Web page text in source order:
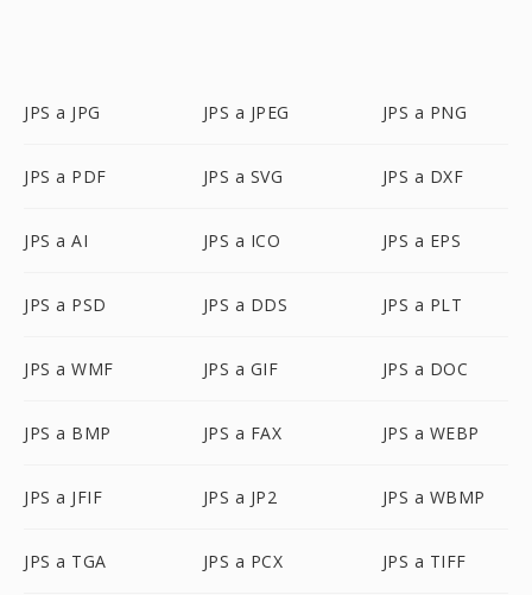
JPS a JPG JPS a JPEG JPS a PNG
JPS a PDF JPS a SVG JPS a DXF
JPS a AI JPS a ICO JPS a EPS
JPS a PSD JPS a DDS JPS a PLT
JPS a WMF JPS a GIF JPS a DOC
JPS a BMP JPS a FAX JPS a WEBP
JPS a JFIF JPS a JP2 JPS a WBMP
JPS a TGA JPS a PCX JPS a TIFF